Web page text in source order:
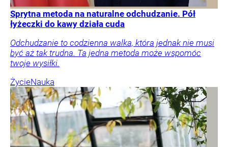
Sprytna metoda na naturalne odchudzanie. Pół
łyżeczki do kawy działa cuda
Odchudzanie to codzienna walka, która jednak nie musi
być aż tak trudna. Ta jedna metoda może wspomóc
twoje wysiłki.
ŻycieNauka